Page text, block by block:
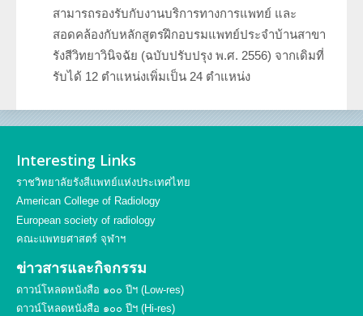
สามารถรองรับกับงานบริการทางการแพทย์ และ
สอดคล้องกับหลักสูตรฝึกอบรมแพทย์ประจำบ้านสาขา
รังสีวิทยาวินิจฉัย (ฉบับปรับปรุง พ.ศ. 2556) จากเดิมที่
รับได้ 12 ตำแหน่งเพิ่มเป็น 24 ตำแหน่ง
Interesting Links
ราชวิทยาลัยรังสีแพทย์แห่งประเทศไทย
American College of Radiology
European society of radiology
คณะแพทยศาสตร์ จุฬาฯ
ข่าวสารและกิจกรรม
ดาวน์โหลดหนังสือ ๑๐๐ ปีฯ (Low-res)
ดาวน์โหลดหนังสือ ๑๐๐ ปีฯ (Hi-res)